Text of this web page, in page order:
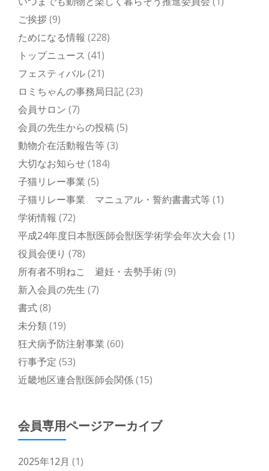
ご挨拶(9)
ためになる情報 (228)
トップニュース (41)
フェスティバル(21)
ロミちゃんの事務局日記(23)
会員サロン (7)
会員の先生からの投稿(5)
動物介在活動報告等(3)
大切なお知らせ(184)
子猫リレー事業 (5)
子猫リレー事業 マニュアル・誓約書書式等(1)
学術情報 (72)
平成24年度日本獣医師会獣医学術学会年次大会 (1)
役員会便り (78)
所有者不明ねこ 避妊・去勢手術(9)
新入会員の先生 (7)
書式(8)
未分類(19)
狂犬病予防注射事業 (60)
行事予定 (53)
近畿地区連合獣医師会関係(15)
会員専用ページアーカイブ
2025年12月 (1)